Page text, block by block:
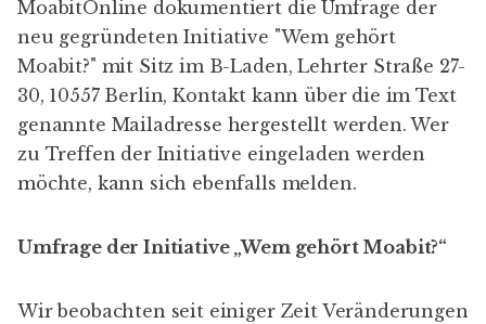
MoabitOnline dokumentiert die Umfrage der
neu gegründeten Initiative "Wem gehört
Moabit?" mit Sitz im B-Laden, Lehrter Straße 27-
30, 10557 Berlin, Kontakt kann über die im Text
genannte Mailadresse hergestellt werden. Wer
zu Treffen der Initiative eingeladen werden
möchte, kann sich ebenfalls melden.
Umfrage der Initiative „Wem gehört Moabit?“
Wir beobachten seit einiger Zeit Veränderungen